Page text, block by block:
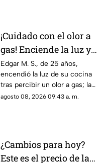
¡Cuidado con el olor a
gas! Enciende la luz y
genera explosión en
vivienda de Ciudad
Juárez
Edgar M. S., de 25 años,
encendió la luz de su cocina
tras percibir un olor a gas; la
chispante detonación le
agosto 08, 2026 09:43 a. m.
¿Cambios para hoy?
Este es el precio de la